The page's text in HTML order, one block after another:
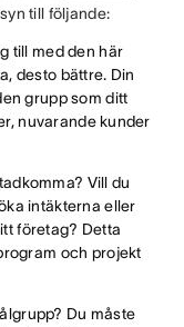
till följande:
till med den här
desto bättre. Din
grupp som ditt
nuvarande kunder
Vill du
intäkterna eller
företag? Detta
och projekt
Du måste